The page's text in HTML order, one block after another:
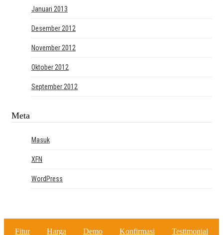
Januari 2013
Desember 2012
November 2012
Oktober 2012
September 2012
Meta
Masuk
XFN
WordPress
Fitur Harga Demo Konfirmasi Testimonial